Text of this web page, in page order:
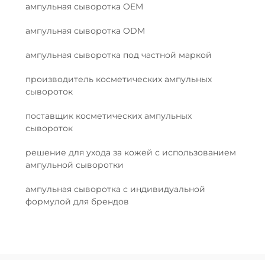
ампульная сыворотка OEM
ампульная сыворотка ODM
ампульная сыворотка под частной маркой
производитель косметических ампульных
сывороток
поставщик косметических ампульных
сывороток
решение для ухода за кожей с использованием
ампульной сыворотки
ампульная сыворотка с индивидуальной
формулой для брендов